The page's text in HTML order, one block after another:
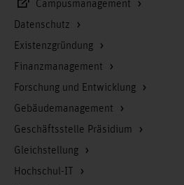
Campusmanagement
Datenschutz
Existenzgründung
Finanzmanagement
Forschung und Entwicklung
Gebäudemanagement
Geschäftsstelle Präsidium
Gleichstellung
Hochschul-IT